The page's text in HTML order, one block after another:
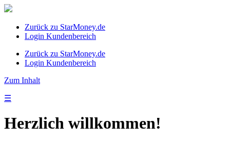
Zurück zu StarMoney.de
Login Kundenbereich
Zurück zu StarMoney.de
Login Kundenbereich
Zum Inhalt
☰
Herzlich willkommen!